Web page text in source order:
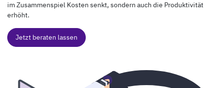
im Zusammenspiel Kosten senkt, sondern auch die Produktivität
erhöht.
Jetzt beraten lassen